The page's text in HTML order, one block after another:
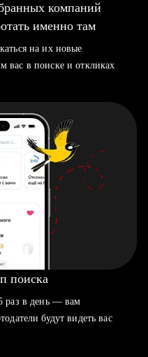
компаний
именно там
на их новые
вас в поиске и откликах
поиска
раз в день — вам
будут видеть вас